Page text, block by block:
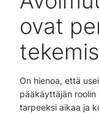
ovat
On hienoa, että
pääkäyttäjän
tarpeeksi aikaa ja